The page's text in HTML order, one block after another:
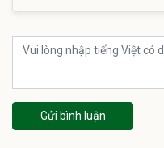
Gửi bình luận